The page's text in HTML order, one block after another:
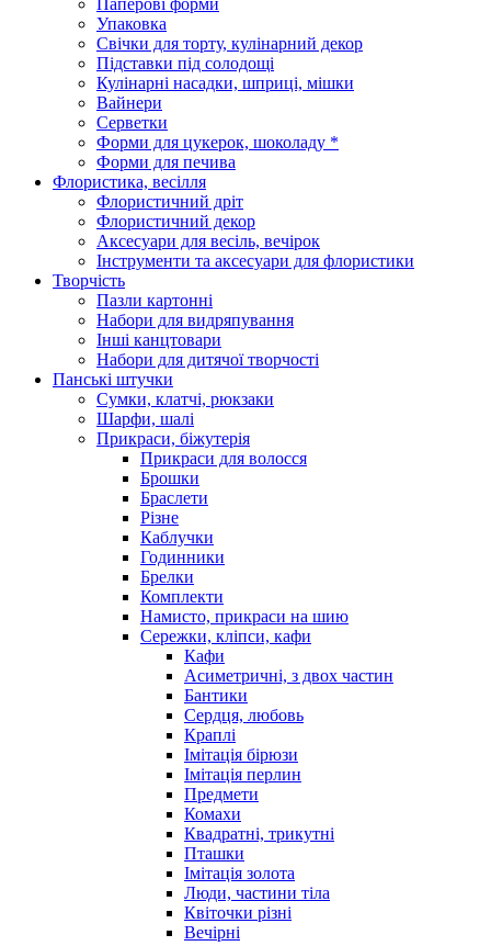
Упаковка
Свічки для торту, кулінарний декор
Підставки під солодощі
Кулінарні насадки, шприці, мішки
Вайнери
Серветки
Форми для цукерок, шоколаду *
Форми для печива
Флористика, весілля
Флористичний дріт
Флористичний декор
Аксесуари для весіль, вечірок
Інструменти та аксесуари для флористики
Творчість
Пазли картонні
Набори для видряпування
Інші канцтовари
Набори для дитячої творчості
Панські штучки
Сумки, клатчі, рюкзаки
Шарфи, шалі
Прикраси, біжутерія
Прикраси для волосся
Брошки
Браслети
Різне
Каблучки
Годинники
Брелки
Комплекти
Намисто, прикраси на шию
Сережки, кліпси, кафи
Кафи
Асиметричні, з двох частин
Бантики
Сердця, любовь
Краплі
Імітація бірюзи
Імітація перлин
Предмети
Комахи
Квадратні, трикутні
Пташки
Імітація золота
Люди, частини тіла
Квіточки різні
Вечірні